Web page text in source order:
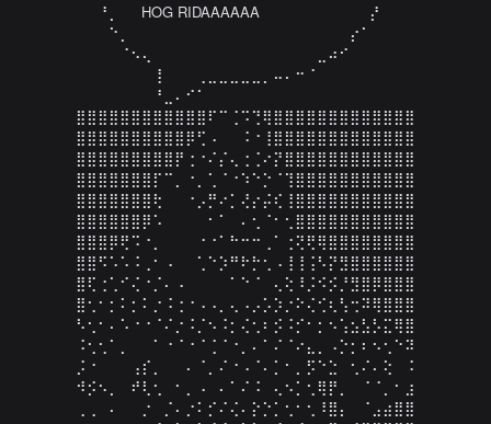
⠀⠀⠘⡀⠀⠀HOG RIDAAAAAA⠀⠀⠀⠀⠀⠀⠀⠀⠀⠀⡜⠀⠀⠀
⠀⠀⠀⠑⡀⠀⠀⠀⠀⠀⠀⠀⠀⠀⠀⠀⠀⠀⠀⠀⠀⠀⠀⠀⠀⡔⠁⠀⠀⠀
⠀⠀⠀⠀⠈⠢⢄⠀⠀⠀⠀⠀⠀⠀⠀⠀⠀⠀⠀⠀⠀⠀⣀⠴⠊⠀⠀⠀⠀⠀
⠀⠀⠀⠀⠀⠀⠀⢸⠀⠀⠀⢀⣀⣀⣀⣀⣀⡀⠤⠄⠒⠈⠀⠀⠀⠀⠀⠀⠀⠀
⠀⠀⠀⠀⠀⠀⠀⠘⣀⠄⠊⠁⠀⠀⠀⠀⠀⠀⠀⠀⠀⠀⠀⠀⠀⠀⠀⠀⠀⠀
⣿⣿⣿⣿⣿⣿⣿⣿⣿⣿⣿⣿⠏⠉⢈⠩⢙⢿⣿⣿⣿⣿⣿⣿⣿⣿⣿⣿⣿⣿⣿
⣿⣿⣿⣿⣿⣿⣿⣿⣿⣿⡿⢋⠠⠀⠀⠨⠐⢸⣿⣿⣿⣿⣿⣿⣿⣿⣿⣿⣿⣿⣿
⣿⣿⣿⣿⣿⣿⣿⣿⣿⡟⢐⠐⠌⡌⢄⢐⢈⠔⡝⣿⣿⣿⣿⣿⣿⣿⣿⣿⣿⣿⣿
⣿⣿⣿⣿⣿⣿⣿⡏⠉⡀⠐⡀⢁⠈⠐⠱⠑⡑⠈⢹⣿⣿⣿⣿⣿⣿⣿⣿⣿⣿⣿
⣿⣿⣿⣿⣿⣿⣿⢗⠀⠀⠐⡠⡛⠔⡁⢜⡔⡬⢎⢸⣿⣿⣿⣿⣿⣿⣿⣿⣿⣿⣿
⣿⣿⣿⣿⣿⣿⡿⠡⠀⠀⠀⠀⠂⠁⠀⠄⢂⠈⠂⢂⣿⣿⣿⣿⣿⣿⣿⣿⣿⣿⣿
⣿⣿⣿⡿⢟⠩⠐⡀⠀⠀⠀⠐⠐⠁⠓⠒⠒⢀⠁⢐⢝⢟⢿⣿⣿⣿⣿⣿⣿⣿⣿
⣿⣿⠫⠡⠡⠨⢀⠂⠠⠀⠀⢁⠑⡱⠛⠗⡓⢂⠠⢸⢸⢨⠣⡝⣻⣿⣿⣿⣿⣿⣿
⣿⢏⢐⢁⠊⢌⠐⡈⠄⠠⠀⠀⠀⠀⠁⠑⠈⠀⢄⢕⠸⡨⠪⡪⡘⣻⣿⡿⣿⣿⣿
⣿⢂⠂⡂⠅⡂⠅⡐⠨⢐⠐⠠⠠⡀⢄⠠⡠⡡⡱⡐⠕⢌⢊⢆⢣⢒⠽⢿⣿⣿⣿
⠣⢂⠂⠄⠡⠐⠐⠈⠌⡐⠨⡈⠢⠨⡂⢌⢂⠆⡪⠨⡊⠂⡂⠢⢡⣢⣣⡣⣍⢿⣿
⠨⢂⢂⠁⡀⠀⠀⠁⠐⠈⠐⠈⢈⠈⠐⡀⠄⠁⠌⠈⠔⣄⡀⠠⡑⡂⠆⠢⢂⠑⠽
⡨⠐⠀⠀⠀⢠⡎⡀⠀⠀⠄⠈⡀⠌⠐⠠⠈⠄⡁⠂⡀⡫⠑⣑⠀⢂⠌⠄⢕⠀⠨
⠺⡪⠢⡀⠀⠞⢇⢂⠀⠂⡀⠠⠀⠄⠁⠌⠨⠀⢄⠢⡁⢂⢿⡟⡀⠀⠈⠈⡀⠂⣰
⢀⢀⠀⠄⠀⠀⡐⠀⡈⠄⡐⠅⡊⠌⢌⠄⡕⡑⡁⢂⠂⢂⠸⣿⡄⠀⠈⣠⣴⣿⣿